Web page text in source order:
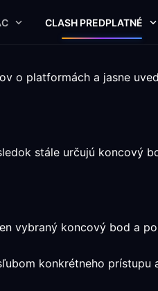
CLASH PREDPLATNÉ
o platformách a jasne
stále určujú koncový
vybraný koncový bod a
konkrétneho prístupu